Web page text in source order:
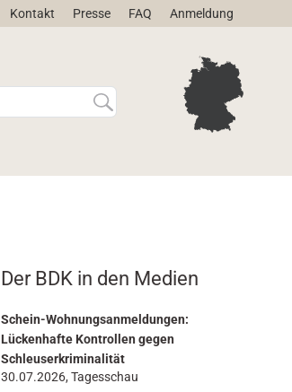
Kontakt Presse FAQ Anmeldung
Der BDK in den Medien
Schein-Wohnungsanmeldungen:
Lückenhafte Kontrollen gegen
Schleuserkriminalität
30.07.2026, Tagesschau